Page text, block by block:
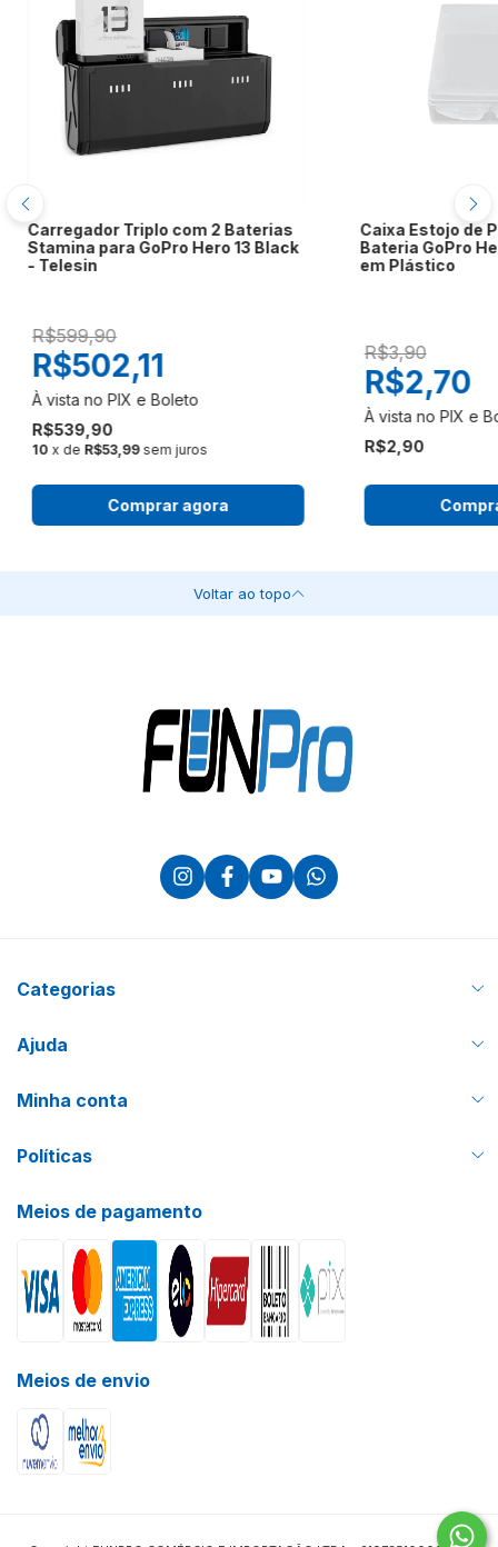
Carregador Triplo com 2 Baterias
Stamina para GoPro Hero 13 Black
- Telesin
R$599,90
R$539,90
R$502,11
10 x de R$53,99 sem juros
Comprar agora
Caixa Estojo de
Bateria GoPro
em Plástico
R$3,90
R$2,90
R$2,70
Voltar ao topo
Categorias
Ajuda
Minha conta
Políticas
Meios de pagamento
Meios de envio